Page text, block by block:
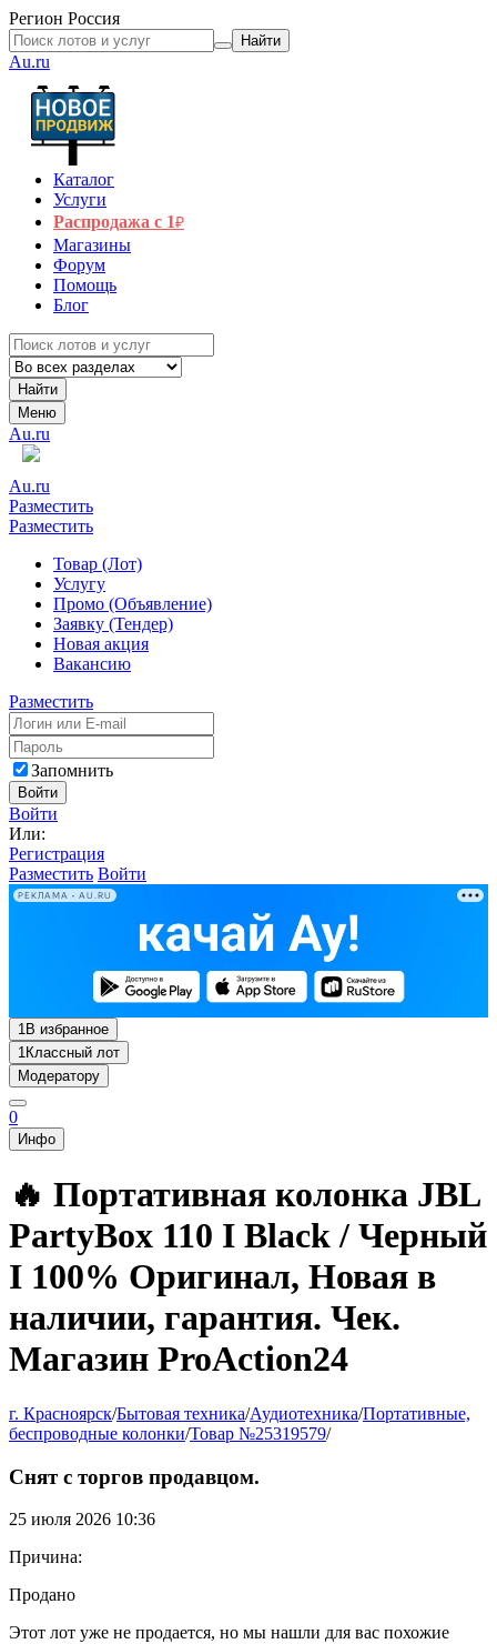
Регион Россия
Найти
Au.ru
Каталог
Услуги
Распродажа с 1₽
Магазины
Форум
Помощь
Блог
Найти
Меню
Au.ru
Au.ru
Разместить
Разместить
Товар (Лот)
Услугу
Промо (Объявление)
Заявку (Тендер)
Новая акция
Вакансию
Разместить
Запомнить
Войти
Войти
Или:
Регистрация
Разместить Войти
РЕКЛАМА • AU.RU
1В избранное
1Классный лот
Модератору
0
Инфо
🔥 Портативная колонка JBL
PartyBox 110 I Black / Черный
I 100% Оригинал, Новая в
наличии, гарантия. Чек.
Магазин ProAction24
г. Красноярск/Бытовая техника/Аудиотехника/Портативные,
беспроводные колонки/Товар №25319579/
Снят с торгов продавцом.
25 июля 2026 10:36
Причина:
Продано
Этот лот уже не продается, но мы нашли для вас похожие